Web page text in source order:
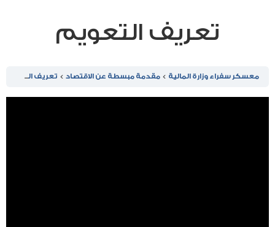
تعريف التعويم
معسكر سفراء وزارة المالية مقدمة مبسطة عن الاقتصاد تعريف التعويم